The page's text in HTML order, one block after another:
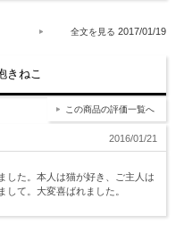
2017/01/19
きねこ
この商品の評価一覧へ
2016/01/21
した。本人は猫が好き、ご主人は
て。大変喜ばれました。